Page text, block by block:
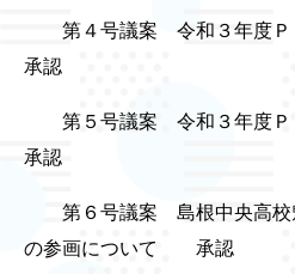
第４号議案 令和３年
承認
第５号議案 令和３年
承認
第６号議案 島根中央高校魅
の参画について 承認